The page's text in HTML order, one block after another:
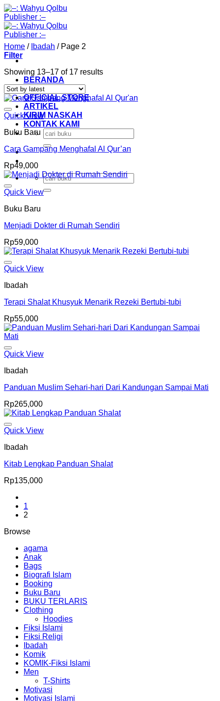
Skip
to
content
BERANDA
KATALOG
OFFICIAL STORE
ARTIKEL
KIRIM NASKAH
KONTAK KAMI
Search
for:
Search
for:
Home / Ibadah /Page 2
Filter
Showing 13–17 of 17 resultsSorted
Quick View
Buku Baru
Cara Gampang Menghafal Al Qur’an
Rp49,000
Quick View
Buku Baru
Menjadi Dokter di Rumah Sendiri
Rp59,000
Quick View
Ibadah
Terapi Shalat Khusyuk Menarik Rezeki Bertubi-tubi
Rp55,000
Quick View
Ibadah
Panduan Muslim Sehari-hari Dari Kandungan Sampai Mati
Rp265,000
Quick View
Ibadah
Kitab Lengkap Panduan Shalat
Rp135,000
1
2
Browse
agama
Anak
Bags
Biografi Islam
Booking
Buku Baru
BUKU TERLARIS
Clothing
Hoodies
Fiksi Islami
Fiksi Religi
Ibadah
Komik
KOMIK-Fiksi Islami
Men
T-Shirts
Motivasi
Motivasi Islami